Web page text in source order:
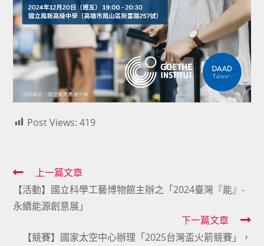
Post Views: 419
Read
more
articles
上一篇文章
【活動】國立科學工藝博物館主辦之「2024臺灣『能』-
永續能源創意展」
下一篇文章
【競賽】國家太空中心辦理「2025台灣盃火箭競賽」，